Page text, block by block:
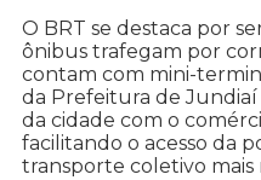
O BRT se destaca por
ônibus trafegam por
contam com mini-
da Prefeitura de Jundiaí
da cidade com o
facilitando o acesso da
transporte coletivo mais